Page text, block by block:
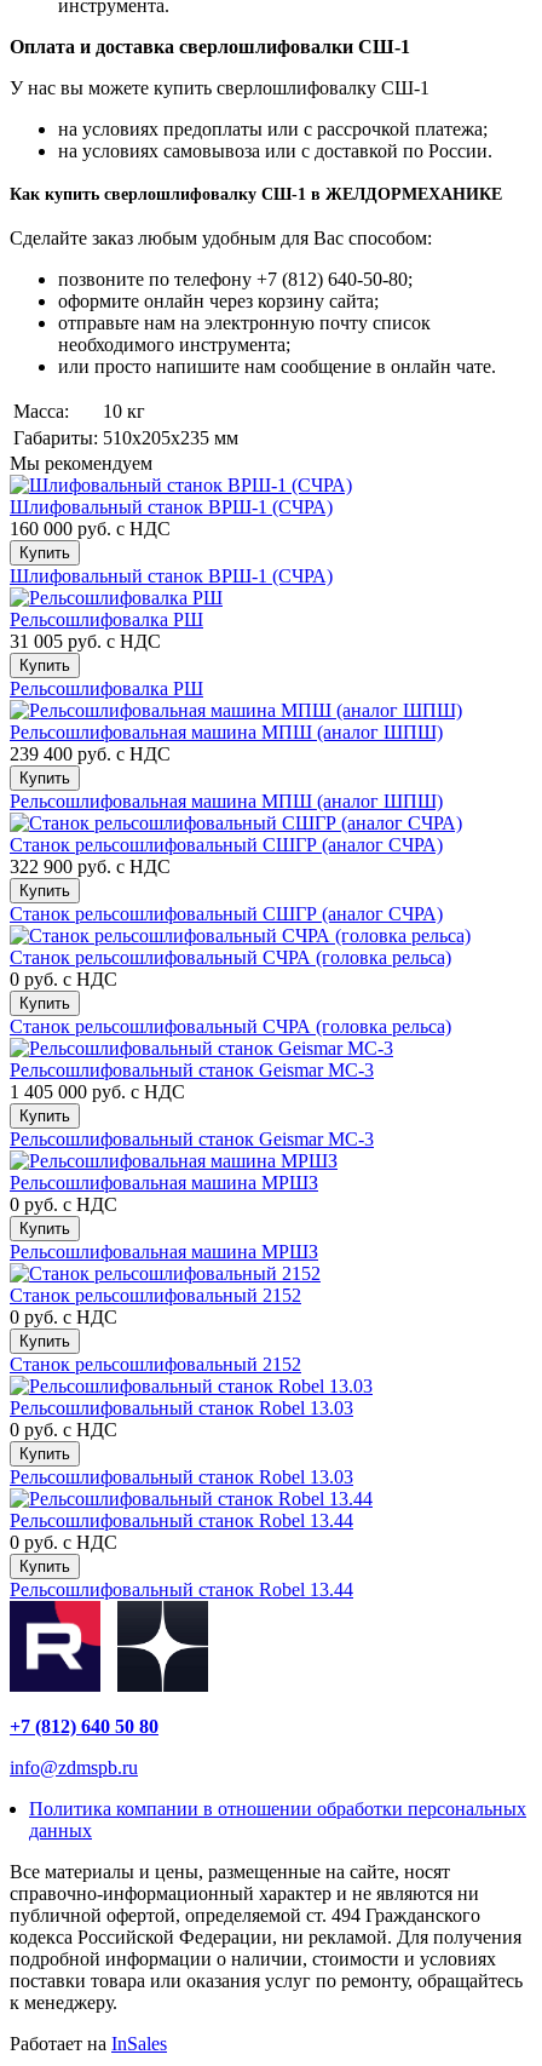
инструмента.
Оплата и доставка сверлошлифовалки СШ-1
У нас вы можете купить сверлошлифовалку СШ-1
на условиях предоплаты или с рассрочкой платежа;
на условиях самовывоза или с доставкой по России.
Как купить сверлошлифовалку СШ-1 в ЖЕЛДОРМЕХАНИКЕ
Сделайте заказ любым удобным для Вас способом:
позвоните по телефону +7 (812) 640-50-80;
оформите онлайн через корзину сайта;
отправьте нам на электронную почту список
необходимого инструмента;
или просто напишите нам сообщение в онлайн чате.
Масса:
10 кг
Габариты: 510x205x235 мм
Мы рекомендуем
Шлифовальный станок ВРШ-1 (СЧРА)
160 000 руб. с НДС
Купить
Шлифовальный станок ВРШ-1 (СЧРА)
Рельсошлифовалка РШ
31 005 руб. с НДС
Купить
Рельсошлифовалка РШ
Рельсошлифовальная машина МПШ (аналог ШПШ)
239 400 руб. с НДС
Купить
Рельсошлифовальная машина МПШ (аналог ШПШ)
Станок рельсошлифовальный СШГР (аналог СЧРА)
322 900 руб. с НДС
Купить
Станок рельсошлифовальный СШГР (аналог СЧРА)
Станок рельсошлифовальный СЧРА (головка рельса)
0 руб. с НДС
Купить
Станок рельсошлифовальный СЧРА (головка рельса)
Рельсошлифовальный станок Geismar MC-3
1 405 000 руб. с НДС
Купить
Рельсошлифовальный станок Geismar MC-3
Рельсошлифовальная машина МРШЗ
0 руб. с НДС
Купить
Рельсошлифовальная машина МРШЗ
Станок рельсошлифовальный 2152
0 руб. с НДС
Купить
Станок рельсошлифовальный 2152
Рельсошлифовальный станок Robel 13.03
0 руб. с НДС
Купить
Рельсошлифовальный станок Robel 13.03
Рельсошлифовальный станок Robel 13.44
0 руб. с НДС
Купить
Рельсошлифовальный станок Robel 13.44
+7 (812) 640 50 80
info@zdmspb.ru
Политика компании в отношении обработки персональных
данных
Все материалы и цены, размещенные на сайте, носят
справочно-информационный характер и не являются ни
публичной офертой, определяемой ст. 494 Гражданского
кодекса Российской Федерации, ни рекламой. Для получения
подробной информации о наличии, стоимости и условиях
поставки товара или оказания услуг по ремонту, обращайтесь
к менеджеру.
Работает на InSales